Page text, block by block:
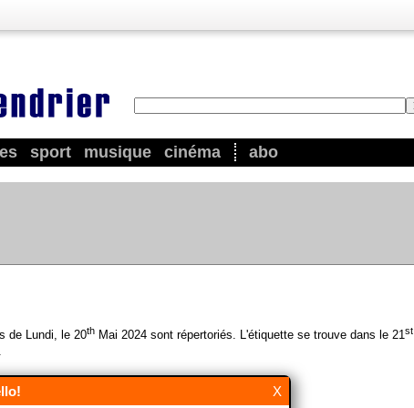
sport musique cinéma abo
de Lundi, le 20th Mai 2024 sont répertoriés. L'étiquette se trouve dans le 21st
X